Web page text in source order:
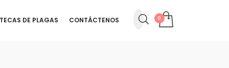
DE PLAGAS CONTÁCTENOS